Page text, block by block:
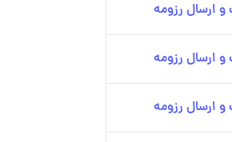
ارسال رزومه
ارسال رزومه
ارسال رزومه